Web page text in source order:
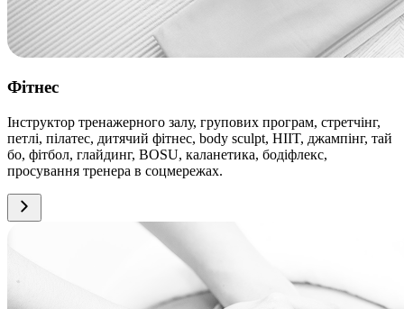
Фітнес
Інструктор тренажерного залу, групових програм, стретчінг,
петлі, пілатес, дитячий фітнес, body sculpt, HIIT, джампінг, тай
бо, фітбол, глайдинг, BOSU, каланетика, бодіфлекс,
просування тренера в соцмережах.